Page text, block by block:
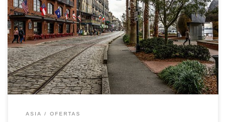
OFERTA ARMENIA Y GEORGIA 4 DE AGOSTO DESDE 1665€ DÍA 1
VUELO INTERNACIONAL > LLEGADA A EREVAN Presentación en el
aeropuerto 2.30 horas antes de la salida aproximadamente. Salida
en vuelo internacional con destino Yerevan. Llegada al aeropuerto
internacional de Zvartnoc. Recogida y traslado al hotel. Noche en
Yerevan DÍA […]
ASIA OFERTAS